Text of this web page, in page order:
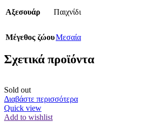
Αξεσουάρ Παιχνίδι
Μέγεθος ζώουΜεσαία
Σχετικά προϊόντα
Sold out
Διαβάστε περισσότερα
Quick view
Add to wishlist